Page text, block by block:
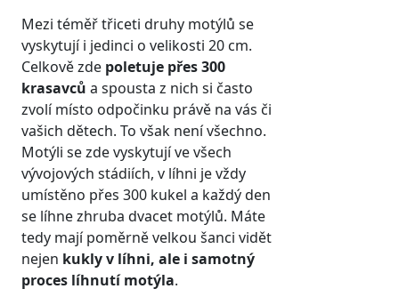
Mezi téměř třiceti druhy motýlů se
vyskytují i jedinci o velikosti 20 cm.
Celkově zde poletuje přes 300
krasavců a spousta z nich si často
zvolí místo odpočinku právě na vás či
vašich dětech. To však není všechno.
Motýli se zde vyskytují ve všech
vývojových stádiích, v líhni je vždy
umístěno přes 300 kukel a každý den
se líhne zhruba dvacet motýlů. Máte
tedy mají poměrně velkou šanci vidět
nejen kukly v líhni, ale i samotný
proces líhnutí motýla.